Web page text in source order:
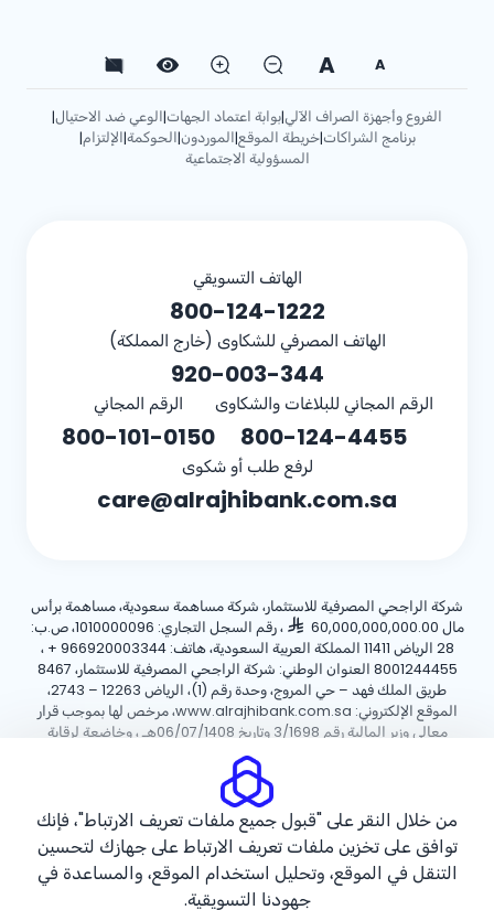
A
A
الفروع وأجهزة الصراف الآلي|بوابة اعتماد الجهات|الوعي ضد الاحتيال|
برنامج الشراكات|خريطة الموقع|الموردون|الحوكمة|الإلتزام|
المسؤولية الاجتماعية
الهاتف التسويقي
800-124-1222
الهاتف المصرفي للشكاوى (خارج المملكة)
920-003-344
الرقم المجاني للبلاغات والشكاوى
800-124-4455
الرقم المجاني
800-101-0150
لرفع طلب أو شكوى
care@alrajhibank.com.sa
شركة الراجحي المصرفية للاستثمار، شركة مساهمة سعودية، مساهمة برأس
مال 60,000,000,000.00
، رقم السجل التجاري: 1010000096، ص.ب:
28 الرياض 11411 المملكة العربية السعودية، هاتف:
+ 966920003344 ،
8001244455 العنوان الوطني: شركة الراجحي المصرفية للاستثمار، 8467
طريق الملك فهد – حي المروج، وحدة رقم (1)، الرياض 12263 – 2743،
الموقع الإلكتروني: www.alrajhibank.com.sa، مرخص لها بموجب قرار
معالي وزير المالية رقم 3/1698 وتاريخ 06/07/1408هـ ، وخاضعة لرقابة
وإشراف البنك المركزي السعودي.
حقوق الطبع والنشر ©2026 مصرف الراجحي.
سياسة ملفات تعريف الارتباطسياسة الخصوصية الأحكام والشروط
من خلال النقر على "قبول جميع ملفات تعريف الارتباط"، فإنك
توافق على تخزين ملفات تعريف الارتباط على جهازك لتحسين
التنقل في الموقع، وتحليل استخدام الموقع، والمساعدة في
جهودنا التسويقية.